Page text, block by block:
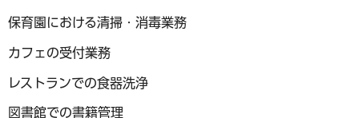
保育園における清掃・消毒業務
カフェの受付業務
レストランでの食器洗浄
図書館での書籍管理